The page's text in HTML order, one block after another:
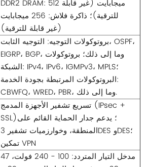
DDR2 DRAM: 512 ميجابايت (غير قابلة
للترقية)؛ ذاكرة فلاش: 256 ميجابايت
(غير قابلة للترقية)
بروتوكولات التوجيه: التوجيه الثابت، OSPF،
EIGRP، BGP، وما إلى ذلك؛ بروتوكولات
الشبكة: IPv4، IPv6، IGMPv3، MPLS؛
البروتوكولات المرتبطة بجودة الخدمة:
CBWFQ، WRED، PBR، وما إلى ذلك.
تسريع تشفير الأجهزة المدمج (IPsec +
SSL)؛ يدعم جدار الحماية القائم على
المنطقة، وخوارزميات تشفير 3DES وDES؛
تمكين VPN
مدخل التيار المتردد: 100 - 240 فولت، 47